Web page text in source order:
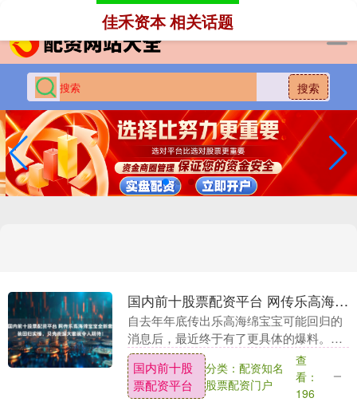
搜索
佳禾资本 相关话题
国内前十股票配资平台 网传乐高海绵宝宝全新套装回归实锤，贝壳街超大套装令人期待！
自去年年底传出乐高海绵宝宝可能回归的
消息后，最近终于有了更具体的爆料。这
次不只是“可能”国内前十股票配资平台，
而是流出了两款套装的细节。 据海外玩家
透露，202....
国内前十股
票配资平台
分类：配资知名
股票配资门户
查
看：
196